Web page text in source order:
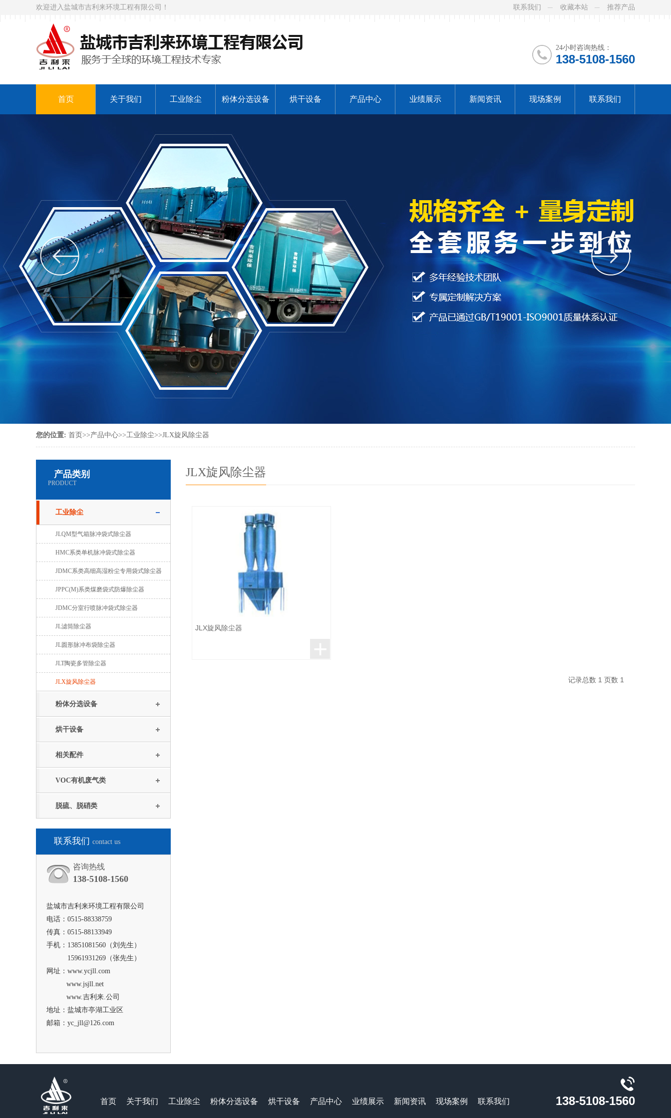
联系我们 收藏本站 推荐产品
欢迎进入盐城市吉利来环境工程有限公司！
24小时咨询热线：
138-5108-1560
首页 关于我们 工业除尘 粉体分选设备 烘干设备 产品中心 业绩展示 新闻资讯 现场案例 联系我们
您的位置: 首页 >>产品中心>>工业除尘>>JLX旋风除尘器
产品类别
PRODUCT
工业除尘
JLQM型气箱脉冲袋式除尘器
HMC系类单机脉冲袋式除尘器
JDMC系类高细高湿粉尘专用袋式除尘器
JPPC(M)系类煤磨袋式防爆除尘器
JDMC分室行喷脉冲袋式除尘器
JL滤筒除尘器
JL圆形脉冲布袋除尘器
JLT陶瓷多管除尘器
JLX旋风除尘器
粉体分选设备
烘干设备
相关配件
VOC有机废气类
脱硫、脱硝类
联系我们 contact us
咨询热线
138-5108-1560
盐城市吉利来环境工程有限公司
电话：0515-88338759
传真：0515-88133949
手机：13851081560（刘先生）
15961931269（张先生）
网址：www.ycjll.com
www.jsjll.net
www.吉利来.公司
地址：盐城市亭湖工业区
邮箱：yc_jll@126.com
JLX旋风除尘器
JLX旋风除尘器
记录总数 1 页数 1
首页 关于我们 工业除尘 粉体分选设备 烘干设备 产品中心 业绩展示 新闻资讯 现场案例 联系我们 138-5108-1560